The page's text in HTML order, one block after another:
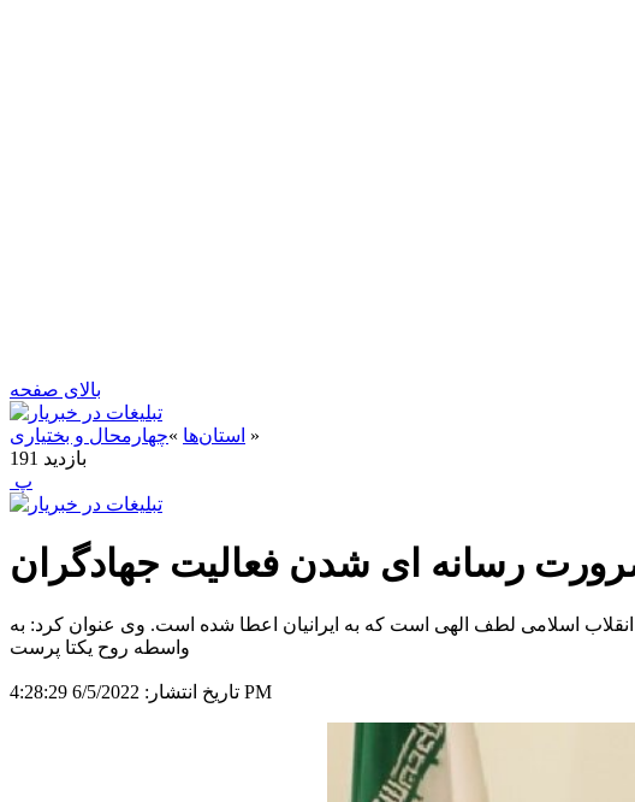
بالای صفحه
استان‌ها »چهارمحال و بختیاری
»
191 بازدید
‍ پ
رسانه ای شدن فعالیت جهادگران
اسلامی لطف الهی است که به ایرانیان اعطا شده است. وی عنوان کرد: به
واسطه روح یکتا پرست
تاریخ انتشار: 6/5/2022 4:28:29 PM